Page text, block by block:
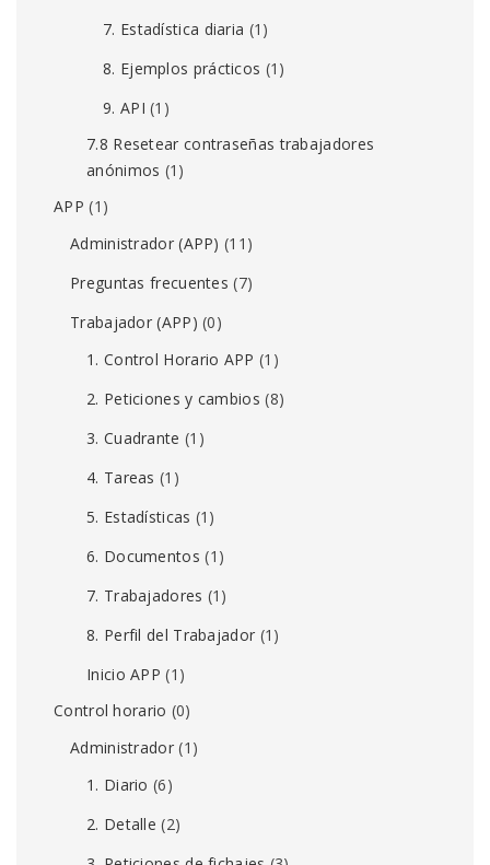
7. Estadística diaria (1)
8. Ejemplos prácticos (1)
9. API (1)
7.8 Resetear contraseñas trabajadores
anónimos (1)
APP (1)
Administrador (APP) (11)
Preguntas frecuentes (7)
Trabajador (APP) (0)
1. Control Horario APP (1)
2. Peticiones y cambios (8)
3. Cuadrante (1)
4. Tareas (1)
5. Estadísticas (1)
6. Documentos (1)
7. Trabajadores (1)
8. Perfil del Trabajador (1)
Inicio APP (1)
Control horario (0)
Administrador(1)
1. Diario (6)
2. Detalle (2)